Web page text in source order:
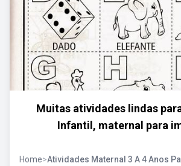
Muitas atividades lindas
Infantil, maternal para
Home>Atividades Maternal 3 A 4 Anos